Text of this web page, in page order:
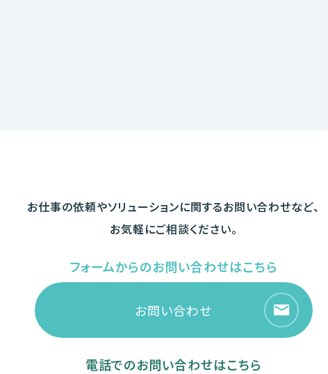
お仕事の依頼やソリューションに関するお問い合わせなど、
お気軽にご相談ください。
フォームからのお問い合わせはこちら
お問い合わせ
電話でのお問い合わせはこちら